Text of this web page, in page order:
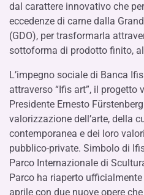
dal carattere innovativo che
eccedenze di carne dalla
(GDO), per trasformarla
sottoforma di prodotto finito,
L’impegno sociale di Banca
attraverso “Ifis art”, il progetto
Presidente Ernesto
valorizzazione dell’arte, della
contemporanea e dei loro
pubblico-private. Simbolo di
Parco Internazionale di
Parco ha riaperto
aprile con due nuove opere